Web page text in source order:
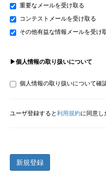
重要なメールを受け取る
コンテストメールを受け取る
その他有益な情報メールを受け
▶個人情報の取り扱いについて
個人情報の取り扱いについて確
ユーザ登録すると利用規約に同意し
新規登録